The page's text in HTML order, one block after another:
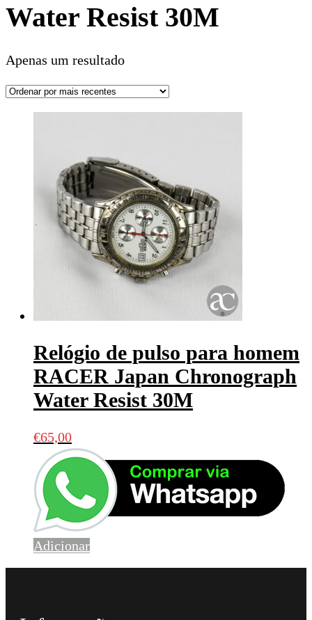
Water Resist 30M
Apenas um resultado
Relógio de pulso para homem
RACER Japan Chronograph
Water Resist 30M
€65,00
Adicionar